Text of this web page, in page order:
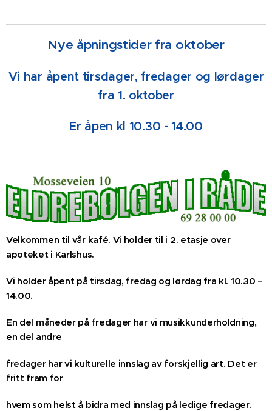
Nye åpningstider fra oktober
Vi har åpent tirsdager, fredager og lørdager
fra 1. oktober
Er åpen kl 10.30 - 14.00
Velkommen til vår kafé. Vi holder til i 2. etasje over
apoteket i Karlshus.
Vi holder åpent på tirsdag, fredag og lørdag fra kl. 10.30 –
14.00.
En del måneder på fredager har vi musikkunderholdning,
en del andre
fredager har vi kulturelle innslag av forskjellig art. Det er
fritt fram for
hvem som helst å bidra med innslag på ledige fredager.